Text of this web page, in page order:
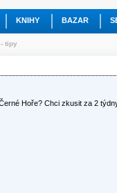
KNIHY BAZAR
tipy
Hoře? Chci zkusit za 2